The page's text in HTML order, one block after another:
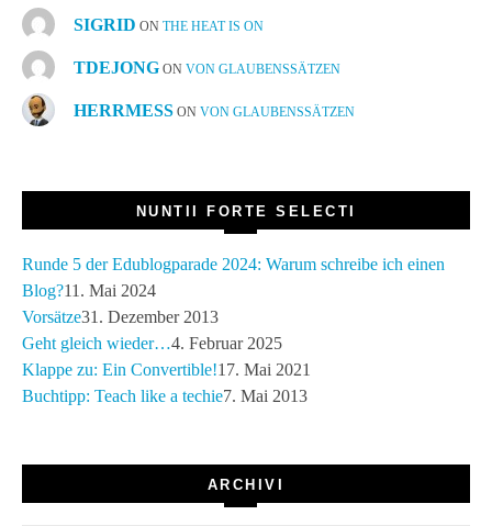
SIGRID ON THE HEAT IS ON
TDEJONG ON VON GLAUBENSSÄTZEN
HERRMESS ON VON GLAUBENSSÄTZEN
NUNTII FORTE SELECTI
Runde 5 der Edublogparade 2024: Warum schreibe ich einen
Blog?11. Mai 2024
Vorsätze31. Dezember 2013
Geht gleich wieder…4. Februar 2025
Klappe zu: Ein Convertible!17. Mai 2021
Buchtipp: Teach like a techie7. Mai 2013
ARCHIVI